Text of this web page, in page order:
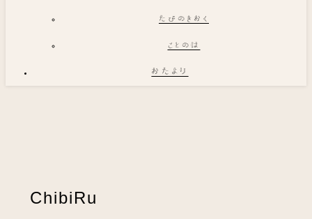
たびのきおく
ことのは
おたより
ChibiRu